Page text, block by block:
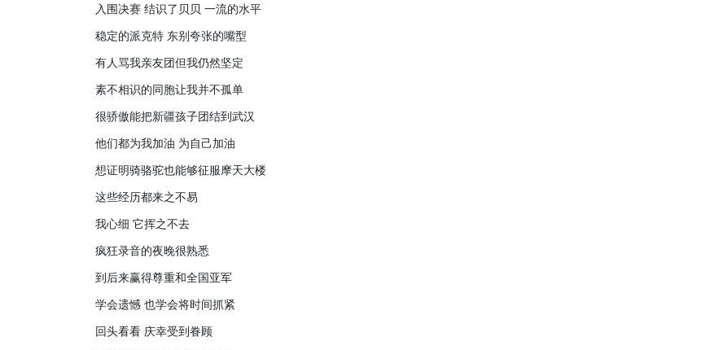
入围决赛 结识了贝贝 一流的水平
稳定的派克特 东别夸张的嘴型
有人骂我亲友团但我仍然坚定
素不相识的同胞让我并不孤单
很骄傲能把新疆孩子团结到武汉
他们都为我加油 为自己加油
想证明骑骆驼也能够征服摩天大楼
这些经历都来之不易
我心细 它挥之不去
疯狂录音的夜晚很熟悉
到后来赢得尊重和全国亚军
学会遗憾 也学会将时间抓紧
回头看看 庆幸受到眷顾